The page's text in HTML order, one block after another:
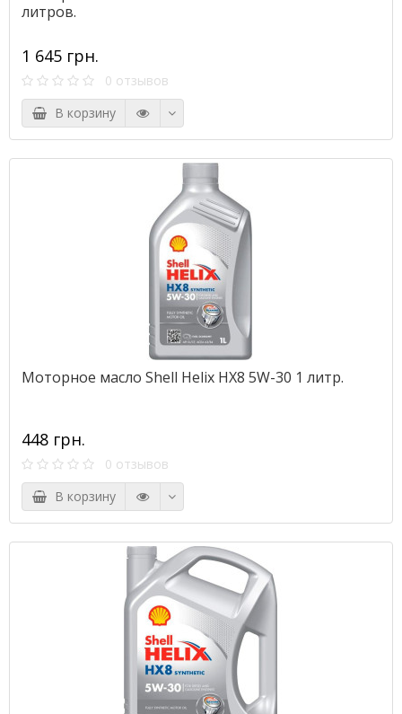
литров.
1 645 грн.
0 отзывов
В корзину
Моторное масло Shell Helix HX8 5W-30 1 литр.
448 грн.
0 отзывов
В корзину